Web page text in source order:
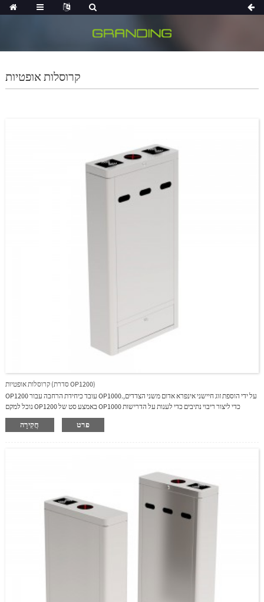
קרוסלות אופטיות
קרוסלות אופטיות (סדרת OP1200)
OP1200 עובד כיחידת הרחבה עבור OP1000.על ידי הוספת זוג חיישני אינפרא אדום משני הצדדים,
נוכל למקם OP1200 באמצע סט של OP1000 כדי ליצור ריבוי נתיבים כדי לענות על הדרישות
השונות של הלקוחות השונים.
חֲקִירָה פרט